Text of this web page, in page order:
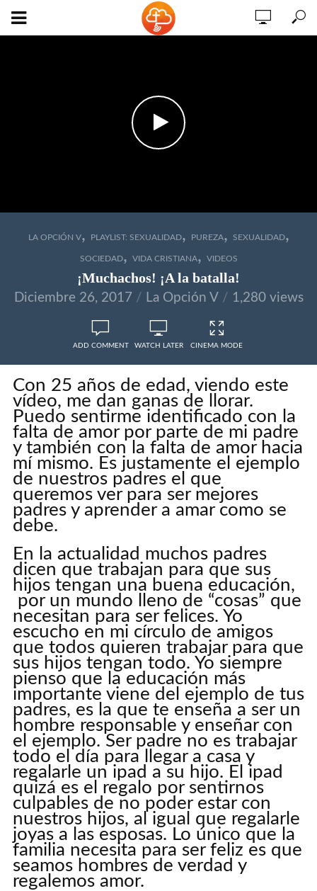
LA OPCIÓN V, PLAYLIST: SEXUALIDAD, PUREZA, SEXUALIDAD,
SOCIEDAD, VIDA CRISTIANA, VIDEOS
¡Muchachos! ¡A la batalla!
Diciembre 26, 2017 La Opción V 1,280 views
ADD COMMENT WATCH LATER CINEMA MODE
Con 25 años de edad, viendo este
vídeo, me dan ganas de llorar.
Puedo sentirme identificado con la
falta de amor por parte de mi padre
y también con la falta de amor hacia
mí mismo. Es justamente el ejemplo
de nuestros padres el que
queremos ver para ser mejores
padres y aprender a amar como se
debe.
En la actualidad muchos padres
dicen que trabajan para que sus
hijos tengan una buena educación,
por un mundo lleno de “cosas” que
necesitan para ser felices. Yo
escucho en mi círculo de amigos
que todos quieren trabajar para que
sus hijos tengan todo. Yo siempre
pienso que la educación más
importante viene del ejemplo de tus
padres, es la que te enseña a ser un
hombre responsable y enseñar con
el ejemplo. Ser padre no es trabajar
todo el día para llegar a casa y
regalarle un ipad a su hijo. El ipad
quizá es el regalo por sentirnos
culpables de no poder estar con
nuestros hijos, al igual que regalarle
joyas a las esposas. Lo único que la
familia necesita para ser feliz es que
seamos hombres de verdad y
regalemos amor.